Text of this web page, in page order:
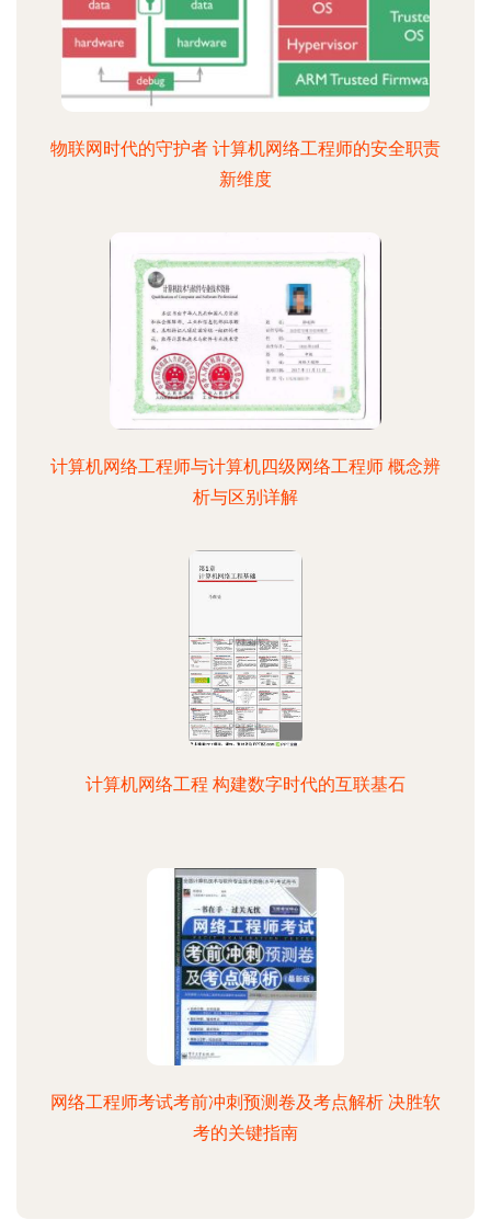
物联网时代的守护者 计算机网络工程师的安全职责
新维度
计算机网络工程师与计算机四级网络工程师 概念辨
析与区别详解
计算机网络工程 构建数字时代的互联基石
网络工程师考试考前冲刺预测卷及考点解析 决胜软
考的关键指南